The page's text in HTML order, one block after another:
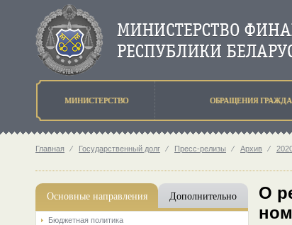
МИНИСТЕРСТВО ОБРАЩЕНИЯ
Главная ⁄ Государственный долг ⁄ Пресс-релизы ⁄ Архив ⁄
Основные направления Дополнительно
Бюджетная политика
О